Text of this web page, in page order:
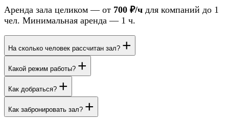
Аренда зала целиком — от 700 ₽/ч для компаний до 1
чел. Минимальная аренда — 1 ч.
На сколько человек рассчитан зал? +
Какой режим работы? +
Как добраться? +
Как забронировать зал? +